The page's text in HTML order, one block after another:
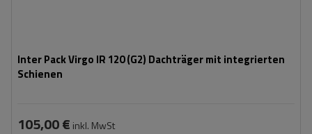
Inter Pack Virgo IR 120 (G2) Dachträger mit integrierten
Schienen
105,00 € inkl. MwSt